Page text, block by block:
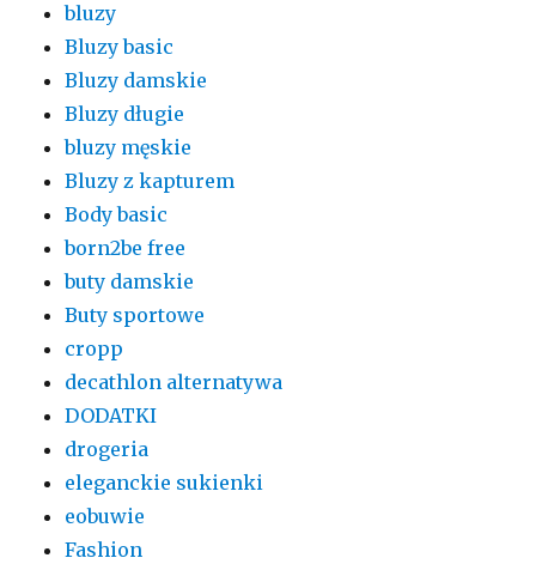
bluzy
Bluzy basic
Bluzy damskie
Bluzy długie
bluzy męskie
Bluzy z kapturem
Body basic
born2be free
buty damskie
Buty sportowe
cropp
decathlon alternatywa
DODATKI
drogeria
eleganckie sukienki
eobuwie
Fashion